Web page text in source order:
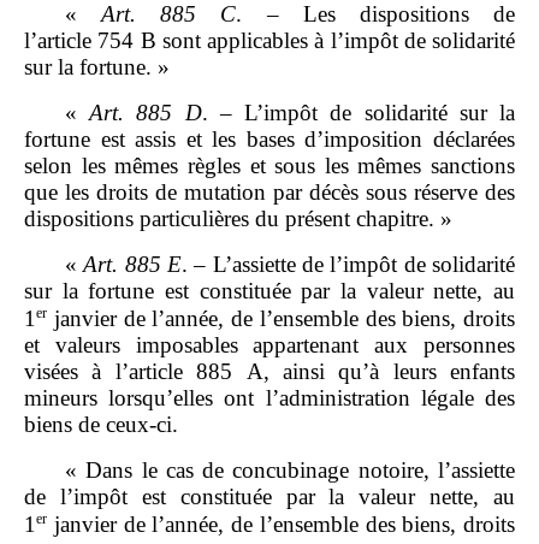
«Art. 885 C. – Les dispositions de
l’article 754 B sont applicables à l’impôt de solidarité
sur la fortune. »
«Art. 885 D. – L’impôt de solidarité sur la
fortune est assis et les bases d’imposition déclarées
selon les mêmes règles et sous les mêmes sanctions
que les droits de mutation par décès sous réserve des
dispositions particulières du présent chapitre. »
«Art. 885 E. – L’assiette de l’impôt de solidarité
sur la fortune est constituée par la valeur nette, au
1er janvier de l’année, de l’ensemble des biens, droits
et valeurs imposables appartenant aux personnes
visées à l’article 885 A, ainsi qu’à leurs enfants
mineurs lorsqu’elles ont l’administration légale des
biens de ceux‑ci.
« Dans le cas de concubinage notoire, l’assiette
de l’impôt est constituée par la valeur nette, au
1er janvier de l’année, de l’ensemble des biens, droits